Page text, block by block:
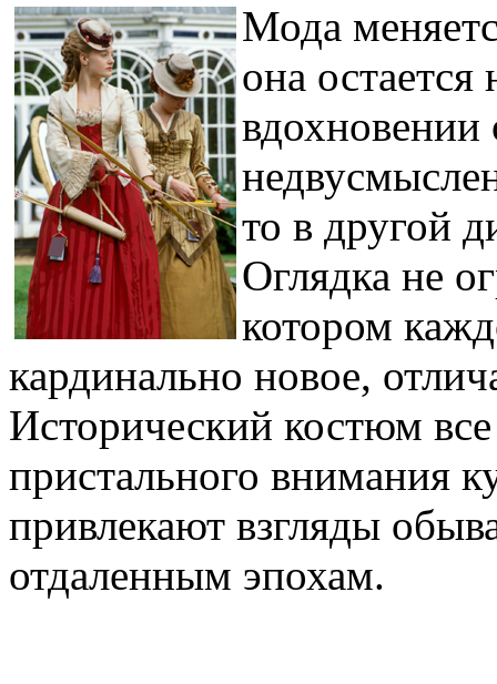
Мода
она
вдохновении
то в другой
Оглядка не
котором
кардинально новое,
Исторический костюм
пристального внимания
привлекают взгляды
отдаленным эпохам.